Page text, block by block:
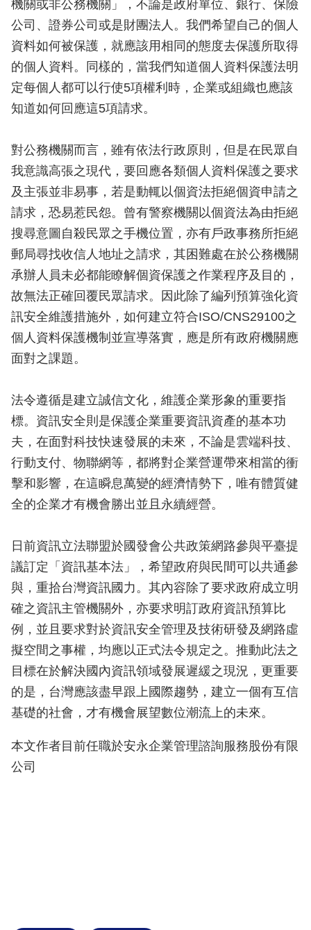
機關或非公務機關」，不論是政府單位、銀行、保險
公司、證券公司或是財團法人。我們希望自己的個人
資料如何被保護，就應該用相同的態度去保護所取得
的個人資料。同樣的，當我們知道個人資料保護法明
定每個人都可以行使5項權利時，企業或組織也應該
知道如何回應這5項請求。
對公務機關而言，雖有依法行政原則，但是在民眾自
我意識高張之現代，要回應各類個人資料保護之要求
及主張並非易事，若是動輒以個資法拒絕個資申請之
請求，恐易惹民怨。曾有警察機關以個資法為由拒絕
搜尋意圖自殺民眾之手機位置，亦有戶政事務所拒絕
郵局尋找收信人地址之請求，其困難處在於公務機關
承辦人員未必都能瞭解個資保護之作業程序及目的，
故無法正確回覆民眾請求。因此除了編列預算強化資
訊安全維護措施外，如何建立符合ISO/CNS29100之
個人資料保護機制並宣導落實，應是所有政府機關應
面對之課題。
法令遵循是建立誠信文化，維護企業形象的重要指
標。資訊安全則是保護企業重要資訊資產的基本功
夫，在面對科技快速發展的未來，不論是雲端科技、
行動支付、物聯網等，都將對企業營運帶來相當的衝
擊和影響，在這瞬息萬變的經濟情勢下，唯有體質健
全的企業才有機會勝出並且永續經營。
日前資訊立法聯盟於國發會公共政策網路參與平臺提
議訂定「資訊基本法」，希望政府與民間可以共通參
與，重拾台灣資訊國力。其內容除了要求政府成立明
確之資訊主管機關外，亦要求明訂政府資訊預算比
例，並且要求對於資訊安全管理及技術研發及網路虛
擬空間之事權，均應以正式法令規定之。推動此法之
目標在於解決國內資訊領域發展遲緩之現況，更重要
的是，台灣應該盡早跟上國際趨勢，建立一個有互信
基礎的社會，才有機會展望數位潮流上的未來。
本文作者目前任職於安永企業管理諮詢服務股份有限
公司